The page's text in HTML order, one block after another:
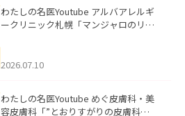
わたしの名医Youtube アルバアレルギ
ークリニック札幌「マンジャロのリア
た。
2026.07.10
わたしの名医Youtube めぐ皮膚科・美
容皮膚科「”とおりすがりの皮膚科